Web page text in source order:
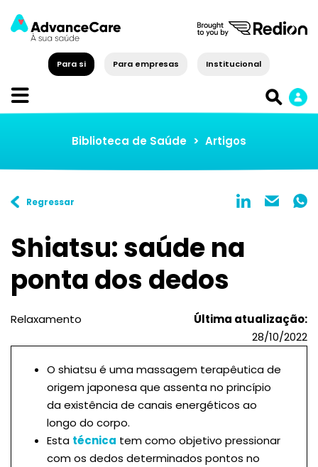
Para si Para empresas Institucional
Biblioteca de Saúde > Artigos
Regressar
Shiatsu: saúde na
ponta dos dedos
Relaxamento
Última atualização:
28/10/2022
O shiatsu é uma massagem terapêutica de
origem japonesa que assenta no princípio
da existência de canais energéticos ao
longo do corpo.
Esta técnica tem como objetivo pressionar
com os dedos determinados pontos no